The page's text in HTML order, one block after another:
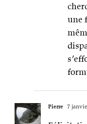
une
Pierre 7